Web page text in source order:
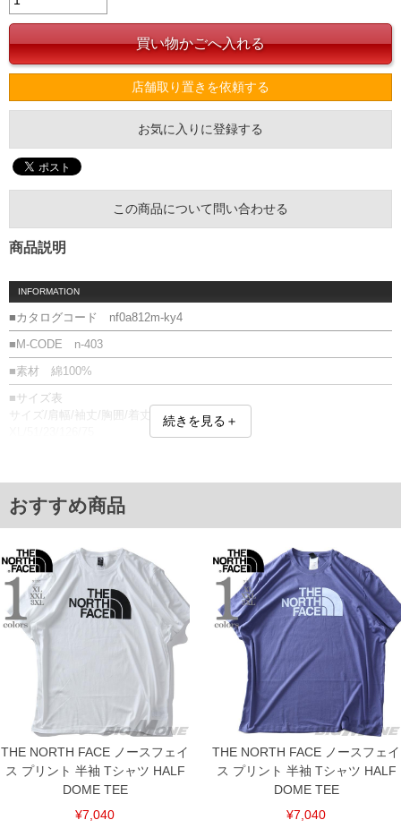
店舗取り置きを依頼する
お気に入りに登録する
この商品について問い合わせる
商品説明
INFORMATION
■カタログコード nf0a812m-ky4
■M-CODE n-403
■素材 綿100%
■サイズ表
サイズ/肩幅/袖丈/胸囲/着丈
単位はcm
※【返品交換について】
ご了承くださいませ。
※【ボトムの裾上げをご希望の場合】
裾上げ料金は500円+税となります。
備考欄に股下●cmとご記入下さい。（裾上げ無料対象商品は1本につき税込6,000円以
上の品が対象。1本5,999円以下の商品は有料（500円+税）となります。）
出荷まで約1週間～20日間程お時間を頂く場合がございます。
尚、裾上げした商品は返品・交換不可となりますので、予めご了承下さい。
一部、お直しに対応出来ない商品がございます。(例：裾にファスナーや調節ひもが付
いている、極端なデザインが施されている等)
※商品によって若干のサイズの誤差がございます。また、お客様がご使用の環境（コ
ンピュータ画面）によって、商品の色味が若干異なる場合がございます。予めご了承
ください。
舗からのお取り寄せ等により、お客様にご迷惑をお掛けしてしまう場合がございま
す。そのようなことがない様最大限に努めておりますが、もしあった場合速やかにご
連絡させて頂きますので予めご了承ください。
続きを見る＋
おすすめ商品
THE NORTH FACE ノースフェイ
ス プリント 半袖 Tシャツ HALF
DOME TEE
¥7,040
THE NORTH FACE ノースフェイ
ス プリント 半袖 Tシャツ HALF
DOME TEE
¥7,040